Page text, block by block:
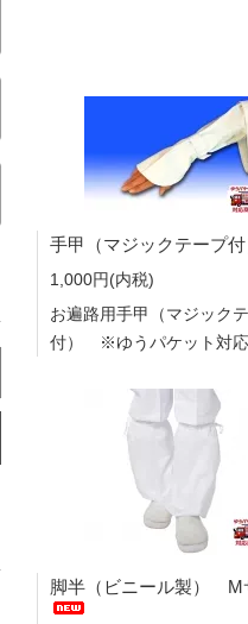
手甲（マジックテープ付
1,000円(内税)
お遍路用手甲（マジック
付） ※ゆうパケット対
脚半（ビニール製） M